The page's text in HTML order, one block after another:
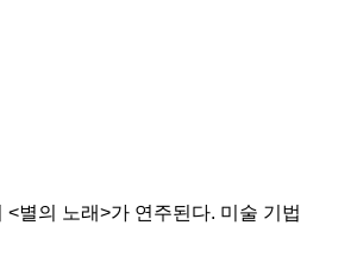
별의 노래>가 연주된다. 미술 기법